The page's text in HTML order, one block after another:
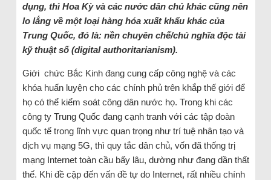
dụng, thì Hoa Kỳ và các nước dân chủ khác cũng nên
lo lắng về một loại hàng hóa xuất khẩu khác của
Trung Quốc, đó là: nền chuyên chế/chủ nghĩa độc tài
kỹ thuật số (digital authoritarianism).
Giới chức Bắc Kinh đang cung cấp công nghệ và các
khóa huấn luyện cho các chính phủ trên khắp thế giới để
họ có thể kiểm soát công dân nước họ. Trong khi các
công ty Trung Quốc đang cạnh tranh với các tập đoàn
quốc tế trong lĩnh vực quan trọng như trí tuệ nhân tạo và
dịch vụ mạng 5G, thì quy tắc dân chủ, vốn đã thống trị
mạng Internet toàn cầu bấy lâu, dường như đang dần thất
thế. Khi đề cập đến vấn đề tự do Internet, rất nhiều chính